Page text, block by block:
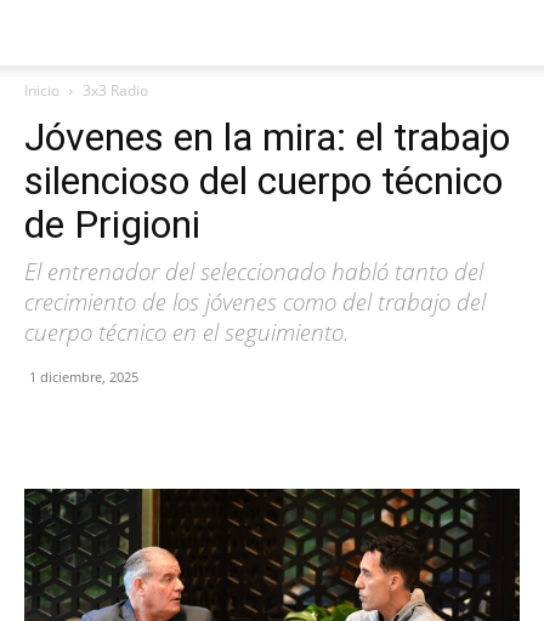
Inicio 3x3 Radio
Jóvenes en la mira: el trabajo
silencioso del cuerpo técnico
de Prigioni
El entrenador del seleccionado habló tanto del
crecimiento de los jóvenes como del trabajo del
cuerpo técnico en el seguimiento.
1 diciembre, 2025